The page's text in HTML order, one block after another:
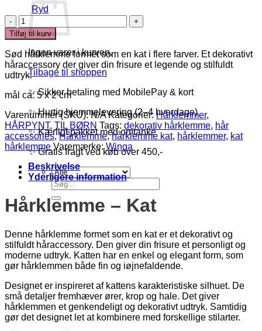
Ingen varer i kurven.
Tilbage til shoppen
✨ Sikker betaling med MobilePay & kort
✨ Hurtig hjemmelevering (2–4 hverdage)
✨ Kærligt pakket med omtanke
✨ Gratis fragt ved køb over 450,-
Søg
efter:
Ryd
Hårklemme
–
Kat
antal
Tilføj til kurv
Sød hårklemme formet som en kat i flere farver. Et dekorativt
håraccessory der giver din frisure et legende og stilfuldt
udtryk.
mål ca: 5 x 2 cm
Varenummer (SKU):N/A Kategorier: Hårklemmer,
HÅRPYNT, TIL BØRN Tags: dekorativ hårklemme, hår
accessories,Hårklemme,hårklemme kat, hårklemmer, kat
hårklemme Varemærke:Winga
Beskrivelse
Yderligere information
Hårklemme – Kat
Denne hårklemme formet som en kat er et dekorativt og
stilfuldt håraccessory. Den giver din frisure et personligt og
moderne udtryk. Katten har en enkel og elegant form, som
gør hårklemmen både fin og iøjnefaldende.
Designet er inspireret af kattens karakteristiske silhuet. De
små detaljer fremhæver ører, krop og hale. Det giver
hårklemmen et genkendeligt og dekorativt udtryk. Samtidig
gør det designet let at kombinere med forskellige stilarter.